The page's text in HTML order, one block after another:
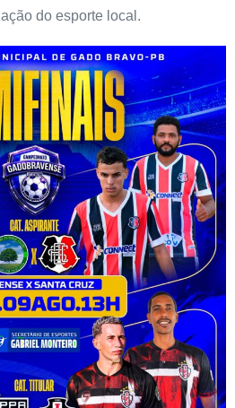
do esporte local.